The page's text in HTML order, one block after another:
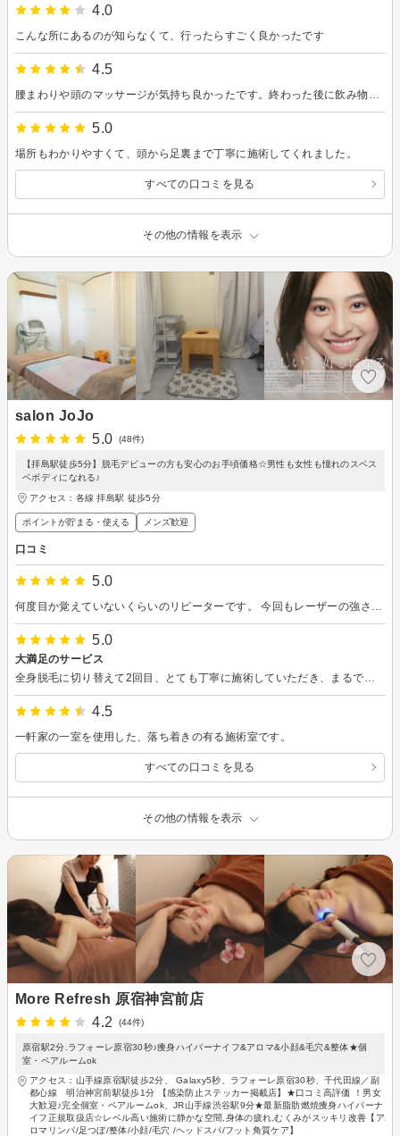
4.0
こんな所にあるのが知らなくて、行ったらすごく良かったです
4.5
5.0
場所もわかりやすくて、頭から足裏まで丁寧に施術してくれました。
すべての口コミを見る
その他の情報を表示
salon JoJo
5.0
(48件)
【拝島駅徒歩5分】脱毛デビューの方も安心のお手頃価格☆男性も女性も憧れのスベス
ベボディになれる♪
アクセス：各線 拝島駅 徒歩5分
ポイントが貯まる・使える メンズ歓迎
口コミ
5.0
5.0
大満足のサービス
4.5
一軒家の一室を使用した、落ち着きの有る施術室です。
すべての口コミを見る
その他の情報を表示
More Refresh 原宿神宮前店
4.2
(44件)
原宿駅2分.ラフォーレ原宿30秒♪痩身ハイパーナイフ&アロマ&小顔&毛穴&整体★個
室・ペアルームok
アクセス：山手線原宿駅徒歩2分、 Galaxy5秒、ラフォーレ原宿30秒、千代田線／副
都心線 明治神宮前駅徒歩1分 【感染防止ステッカー掲載店】★口コミ高評価 ！男女
大歓迎♪完全個室・ペアルームok、JR山手線渋谷駅9分★最新脂肪燃焼痩身ハイパーナ
イフ正規取扱店☆レベル高い施術に静かな空間,身体の疲れ,むくみがスッキリ改善【ア
ロマリンパ/足つぼ/整体/小顔/毛穴 /ヘッドスパ/フット角質ケア】